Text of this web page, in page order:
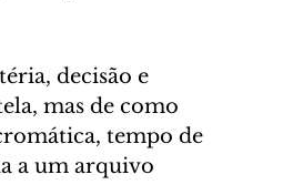
decisão e
mas de como
tempo de
a um arquivo